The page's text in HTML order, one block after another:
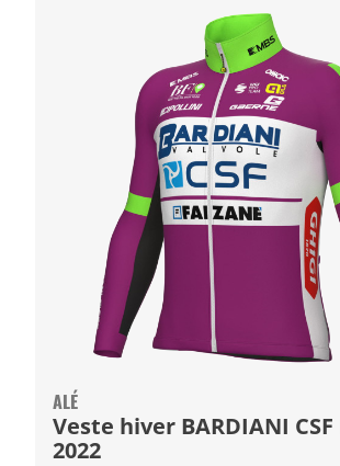
ALÉ
Veste hiver BARDIANI CSF
2022